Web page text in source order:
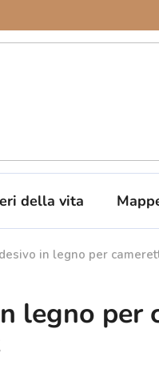
della vita
in legno per
legno per